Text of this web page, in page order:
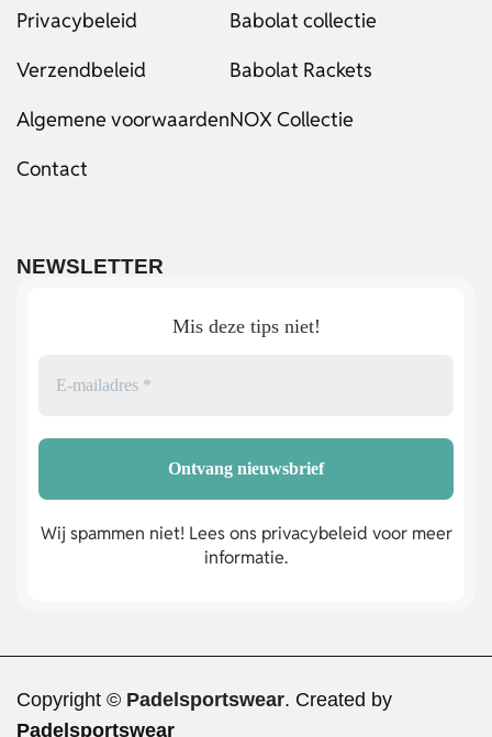
Privacybeleid
Verzendbeleid
Algemene voorwaarden
Contact
Babolat collectie
Babolat Rackets
NOX Collectie
NEWSLETTER
Mis deze tips niet!
Wij spammen niet! Lees ons privacybeleid voor meer
informatie.
Copyright © Padelsportswear. Created by
Padelsportswear